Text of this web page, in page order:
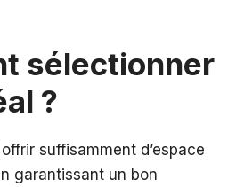
sélectionner
?
suffisamment d’espace
garantissant un bon